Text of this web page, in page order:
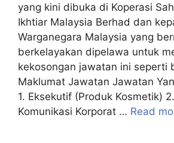
yang kini dibuka di Koperasi
Ikhtiar Malaysia Berhad dan
Warganegara Malaysia yang
berkelayakan dipelawa untuk
kekosongan jawatan ini seperti
Maklumat Jawatan Jawatan
1. Eksekutif (Produk Kosmetik)
Komunikasi Korporat … Read